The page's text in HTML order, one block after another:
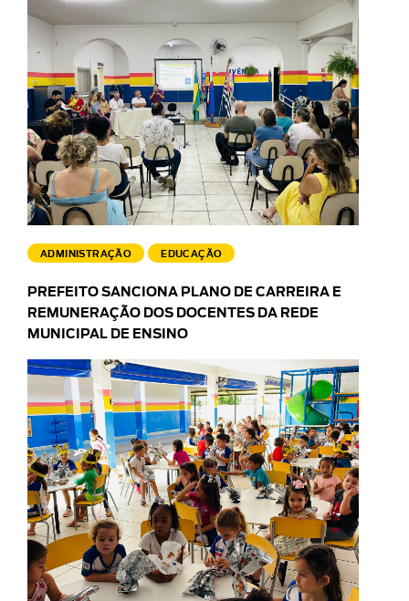
ADMINISTRAÇÃO EDUCAÇÃO
PREFEITO SANCIONA PLANO DE CARREIRA E
REMUNERAÇÃO DOS DOCENTES DA REDE
MUNICIPAL DE ENSINO